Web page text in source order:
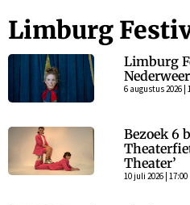
Limburg
Limburg
6 augustus 2026 |
Bezoek 6
Theater’
10 juli 2026 | 17:00